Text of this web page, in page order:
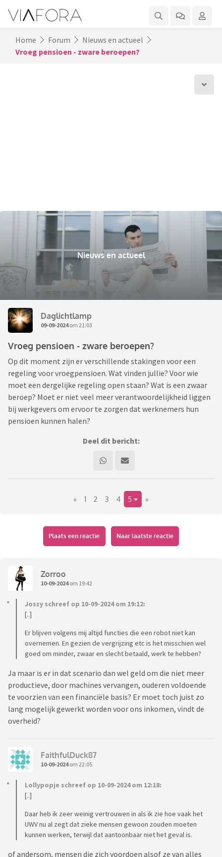
Home Forum
Nieuws en actueel
Vroeg pensioen - zware beroepen?
Nieuws en actueel
Daglichtlamp
09-09-2024om 21:03
Vroeg pensioen - zware beroepen?
Op dit moment zijn er verschillende stakingen voor een
regeling voor vroegpensioen. Wat vinden jullie? Voor wie
moet een dergelijke regeling open staan? Wat is een zwaar
beroep? Moet er niet veel meer verantwoordelijkheid liggen
bij werkgevers om ervoor te zorgen dat werknemers hun
pensioen kunnen halen?
Deel dit bericht:
« 1 2 3 4 5 »
Plaats een reactie Naar laatste reactie
Zorroo
10-09-2024om 19:42
Joszy schreef op 10-09-2024 om 19:12:
[..]
Er blijven volgens mij altijd functies die een robot niet kan
overnemen. En gezien de vergrijzing etc is het misschien wel
goed om minder, zwaar en slecht betaald, werk te hebben?
Ja maar is er in dat scenario dan wel geld om die niet meer
productieve, door machines vervangen, ouderen voldoende
te voorzien van een financiële basis? Er moet toch juist zo
lang mogelijk gewerkt worden voor ons inkomen, vindt de
overheid?
FaithfulDuck87
10-09-2024om 22:05
Lollypopje schreef op 10-09-2024 om 12:18:
[..]
Daar heb ik zeer weinig vertrouwen in als ik zie hoe vaak het
UWV nu al zegt dat zieke mensen gewoon zouden moeten
kunnen werken, terwijl dat aantoonbaar niet het geval is.
of andersom, mensen die zich voordoen alsof ze van alles